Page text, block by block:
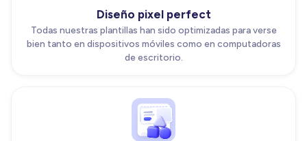
Diseño pixel perfect
Todas nuestras plantillas han sido optimizadas para verse
bien tanto en dispositivos móviles como en computadoras
de escritorio.